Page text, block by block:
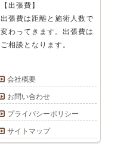
【出張費】
出張費は距離と施術人数で
変わってきます。出張費は
ご相談となります。
会社概要
お問い合わせ
プライバシーポリシー
サイトマップ